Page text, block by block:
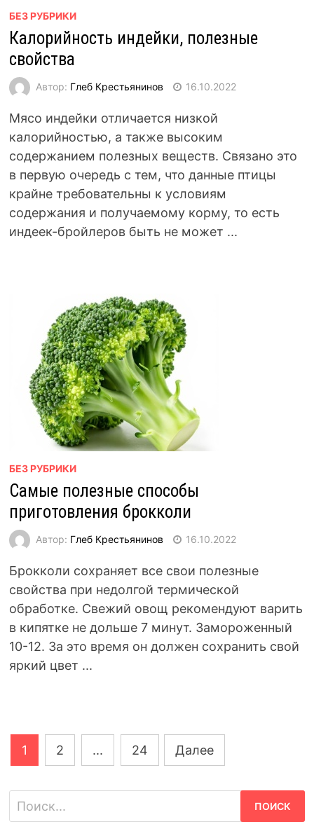
БЕЗ РУБРИКИ
Калорийность индейки, полезные
свойства
Автор: Глеб Крестьянинов 16.10.2022
Мясо индейки отличается низкой
калорийностью, а также высоким
содержанием полезных веществ. Связано это
в первую очередь с тем, что данные птицы
крайне требовательны к условиям
содержания и получаемому корму, то есть
индеек-бройлеров быть не может ...
БЕЗ РУБРИКИ
Самые полезные способы
приготовления брокколи
Автор: Глеб Крестьянинов 16.10.2022
Брокколи сохраняет все свои полезные
свойства при недолгой термической
обработке. Свежий овощ рекомендуют варить
в кипятке не дольше 7 минут. Замороженный
10-12. За это время он должен сохранить свой
яркий цвет ...
Навигация
по
записям
1 2 ... 24 Далее
Найти: